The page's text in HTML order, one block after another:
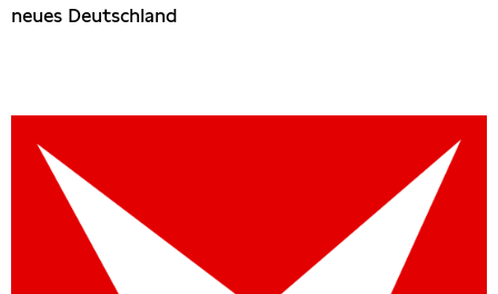
neues Deutschland